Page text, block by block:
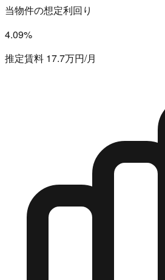
当物件の想定利回り
4.09%
推定賃料 17.7万円/月